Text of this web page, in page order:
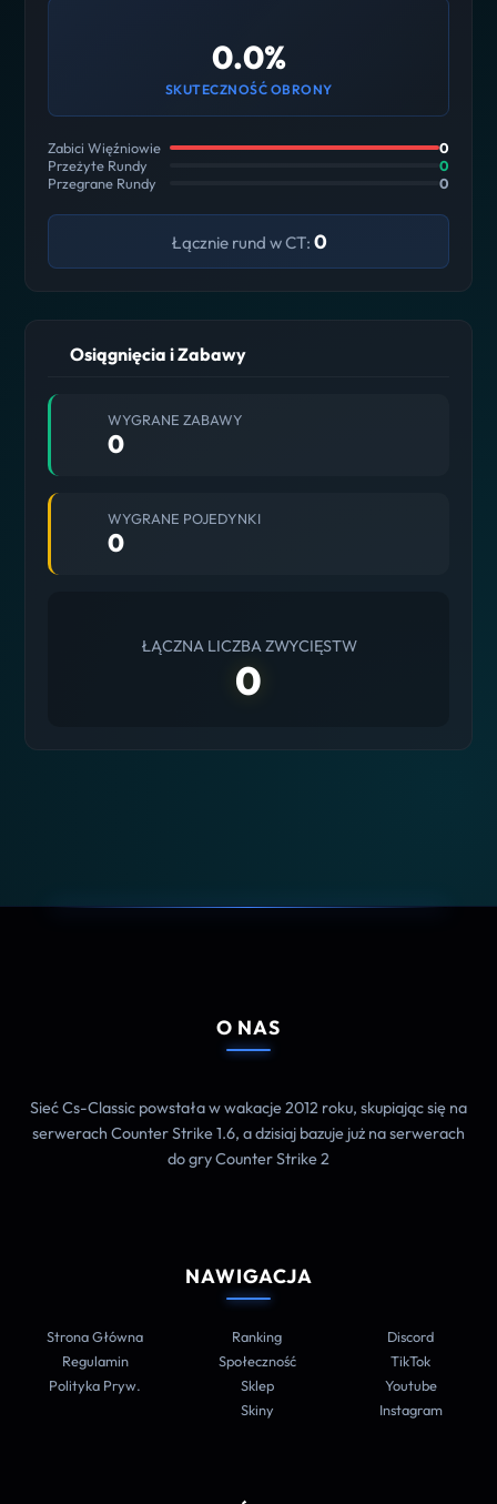
0.0%
SKUTECZNOŚĆ OBRONY
Zabici Więźniowie
0
Przeżyte Rundy
0
Przegrane Rundy
0
Łącznie rund w CT: 0
Osiągnięcia i Zabawy
WYGRANE ZABAWY
0
WYGRANE POJEDYNKI
0
ŁĄCZNA LICZBA ZWYCIĘSTW
0
O NAS
Sieć Cs-Classic powstała w wakacje 2012 roku, skupiając się na
serwerach Counter Strike 1.6, a dzisiaj bazuje już na serwerach
do gry Counter Strike 2
NAWIGACJA
Strona Główna
Regulamin
Polityka Pryw.
Ranking
Społeczność
Sklep
Skiny
Discord
TikTok
Youtube
Instagram